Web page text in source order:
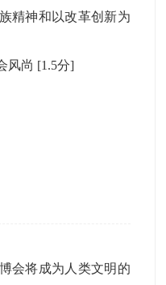
精神和以改革创新为
风尚 [1.5分]
会将成为人类文明的